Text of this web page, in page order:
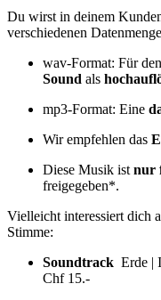
Du wirst in deinem
verschiedenen
wav-Format: Für den
Sound als
mp3-Format: Eine
Wir empfehlen das
Diese Musik ist nur
freigegeben*.
Vielleicht interessiert dich
Stimme:
Soundtrack Erde |
Chf 15.-